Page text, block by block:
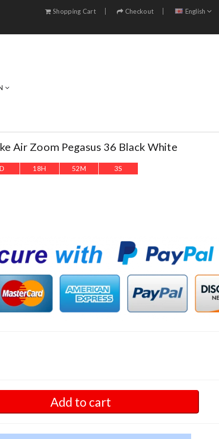
Shopping Cart Checkout English
Air Zoom Pegasus 36 Black White
18H 52M 1S
Add to cart